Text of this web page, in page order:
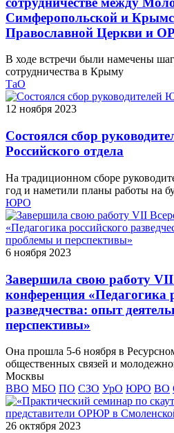
Симферопольской и
Православной Церкви и
В ходе встречи были намечены
сотрудничества в Крыму
ТаО
12 ноября 2023
Состоялся сбор
Российского отдела
На традиционном сборе
год и наметили планы работы на
ЮРО
6 ноября 2023
Завершила свою работу VII
конференция «Педагогика
разведчества: опыт
перспективы»
Она прошла 5-6 ноября в
общественных связей и
Москвы
ВВО МБО ПО СЗО УрО ЮРО ВО
26 октября 2023